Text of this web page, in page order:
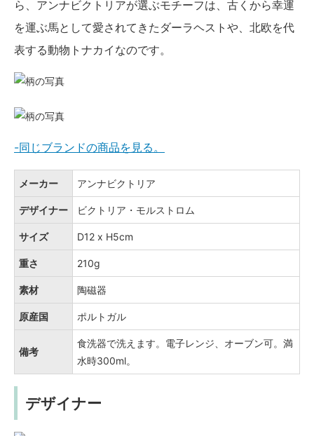
ら、アンナビクトリアが選ぶモチーフは、古くから幸運
を運ぶ馬として愛されてきたダーラヘストや、北欧を代
表する動物トナカイなのです。
-同じブランドの商品を見る。
メーカー アンナビクトリア
デザイナー ビクトリア・モルストロム
サイズ D12 x H5cm
重さ 210g
素材 陶磁器
原産国 ポルトガル
備考
食洗器で洗えます。電子レンジ、オーブン可。満
水時300ml。
デザイナー